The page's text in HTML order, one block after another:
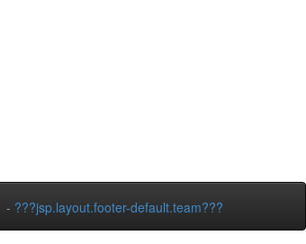
- ???jsp.layout.footer-default.team???